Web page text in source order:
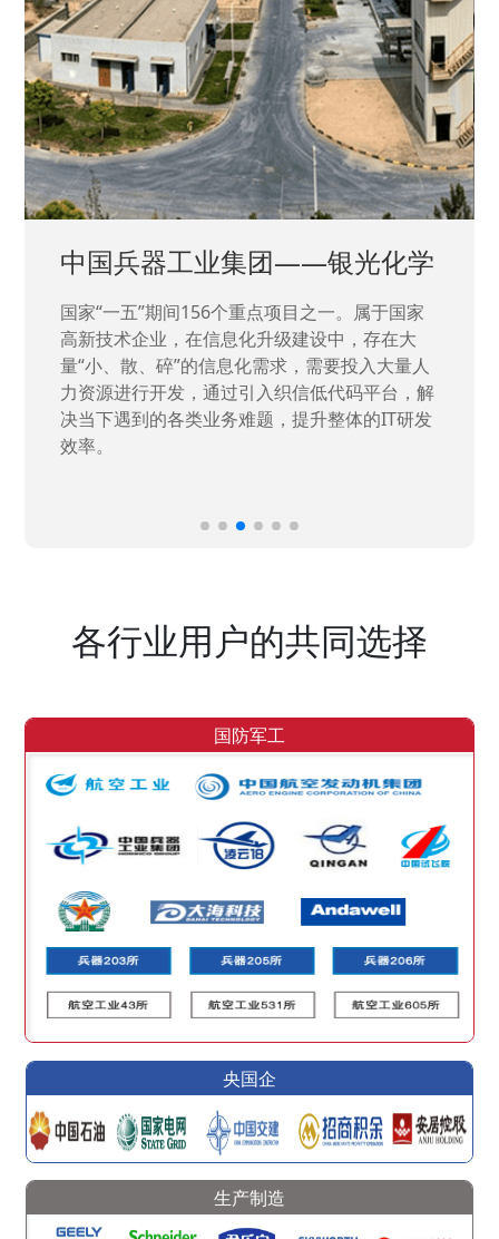
中国兵器工业集团——银光化学
国家“一五”期间156个重点项目之一。属于国家
高新技术企业，在信息化升级建设中，存在大
量“小、散、碎”的信息化需求，需要投入大量人
力资源进行开发，通过引入织信低代码平台，解
决当下遇到的各类业务难题，提升整体的IT研发
效率。
各行业用户的共同选择
国防军工
央国企
生产制造